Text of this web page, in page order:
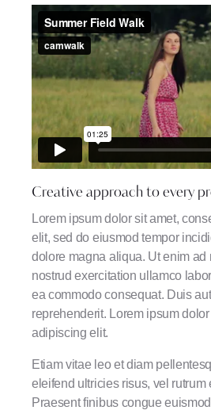
Creative approach to every
Lorem ipsum dolor sit amet,
elit, sed do eiusmod tempor
dolore magna aliqua. Ut enim ad
nostrud exercitation ullamco
ea commodo consequat. Duis
reprehenderit. Lorem ipsum
adipiscing elit.
Etiam vitae leo et diam
eleifend ultricies risus, vel rutrum
Praesent finibus congue